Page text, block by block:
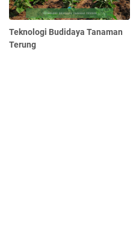
Teknologi Budidaya Tanaman
Terung